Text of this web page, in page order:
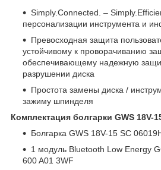
Simply.Connected. –
персонализации инструмента и
Превосходная защита
устойчивому к проворачиванию
обеспечивающему надежную
разрушении диска
Простота замены диска /
зажиму шпинделя
Комплектация болгарки GWS 18V-
Болгарка GWS 18V-15 SC
1 модуль Bluetooth Low Energy
600 A01 3WF